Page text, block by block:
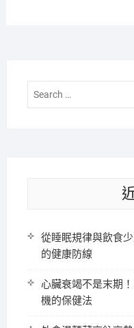
從睡眠規律與飲食
的健康防線
心臟衰竭不是末期
機的保健法